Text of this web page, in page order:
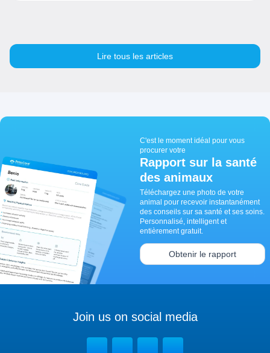
Lire tous les articles
C'est le moment idéal pour vous
procurer votre
Rapport sur la santé
des animaux
Téléchargez une photo de votre
animal pour recevoir instantanément
des conseils sur sa santé et ses soins.
Personnalisé, intelligent et
entièrement gratuit.
Obtenir le rapport
Join us on social media